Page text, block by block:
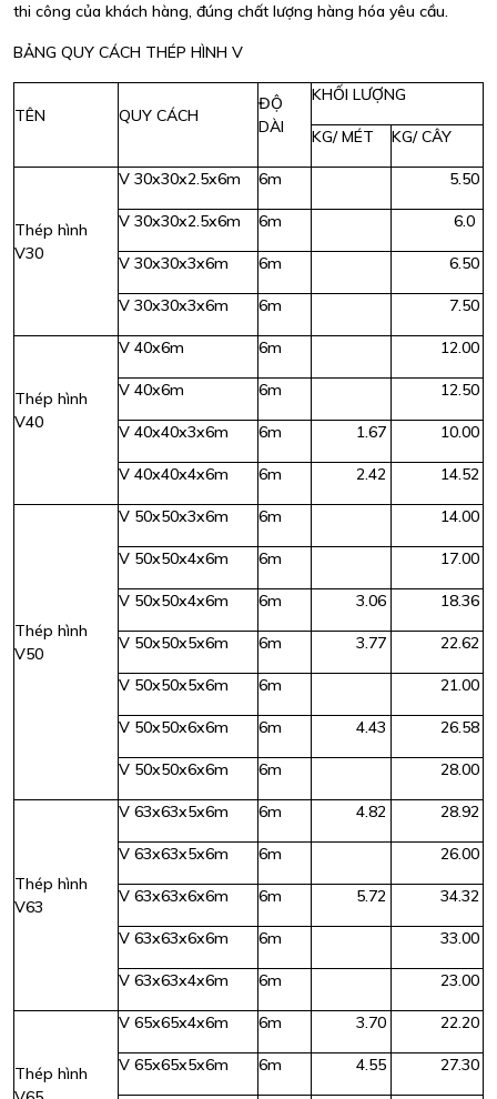
thi công của khách hàng, đúng chất lượng hàng hóa yêu cầu.
BẢNG QUY CÁCH THÉP HÌNH V
TÊN QUY CÁCH
ĐỘ
DÀI
KHỐI LƯỢNG
KG/ MÉT KG/ CÂY
Thép hình
V30
V 30x30x2.5x6m 6m 5.50
V 30x30x2.5x6m 6m 6.0
V 30x30x3x6m 6m 6.50
V 30x30x3x6m 6m 7.50
Thép hình
V40
V 40x6m 6m 12.00
V 40x6m 6m 12.50
V 40x40x3x6m 6m 1.67 10.00
V 40x40x4x6m 6m 2.42 14.52
Thép hình
V50
V 50x50x3x6m 6m 14.00
V 50x50x4x6m 6m 17.00
V 50x50x4x6m 6m 3.06 18.36
V 50x50x5x6m 6m 3.77 22.62
V 50x50x5x6m 6m 21.00
V 50x50x6x6m 6m 4.43 26.58
V 50x50x6x6m 6m 28.00
Thép hình
V63
V 63x63x5x6m 6m 4.82 28.92
V 63x63x5x6m 6m 26.00
V 63x63x6x6m 6m 5.72 34.32
V 63x63x6x6m 6m 33.00
V 63x63x4x6m 6m 23.00
Thép hình
V 65x65x4x6m 6m 3.70 22.20
V 65x65x5x6m 6m 4.55 27.30